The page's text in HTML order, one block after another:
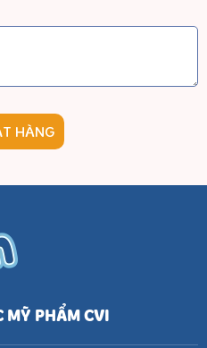
HÀNG
MỸ PHẨM CVI